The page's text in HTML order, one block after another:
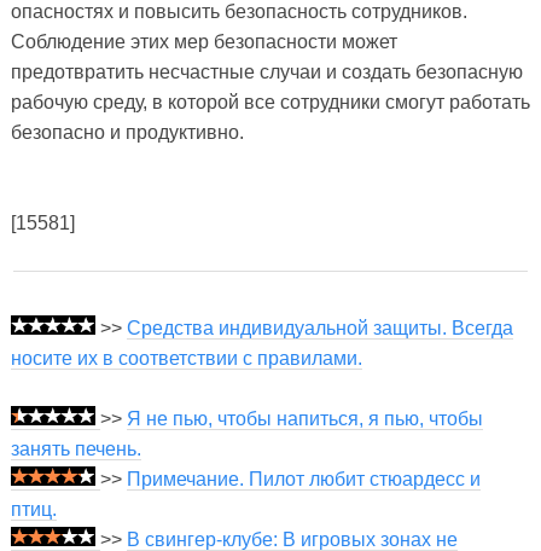
опасностях и повысить безопасность сотрудников.
Соблюдение этих мер безопасности может
предотвратить несчастные случаи и создать безопасную
рабочую среду, в которой все сотрудники смогут работать
безопасно и продуктивно.
[15581]
>> Средства индивидуальной защиты. Всегда
носите их в соответствии с правилами.
>> Я не пью, чтобы напиться, я пью, чтобы
занять печень.
>> Примечание. Пилот любит стюардесс и
птиц.
>> В свингер-клубе: В игровых зонах не